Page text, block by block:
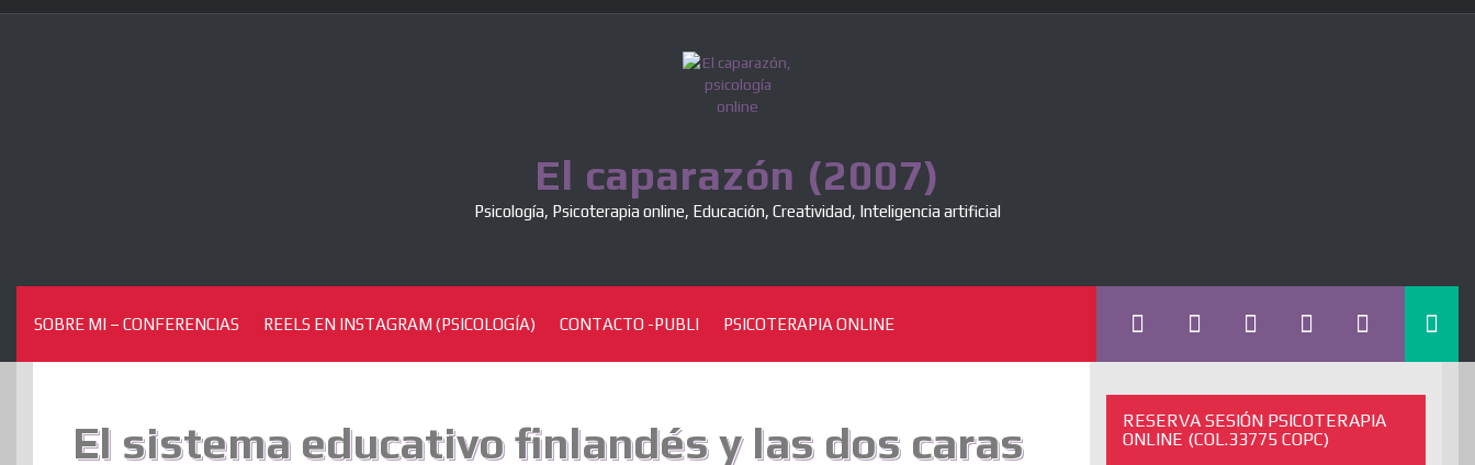
Skip
El caparazón (2007)
Psicología, Psicoterapia online, Educación, Creatividad, Inteligencia artificial
SOBRE MI – CONFERENCIAS REELS EN INSTAGRAM (PSICOLOGÍA) CONTACTO -PUBLI PSICOTERAPIA ONLINE
El sistema educativo finlandés y las dos caras
RESERVA SESIÓN PSICOTERAPIA
ONLINE (COL.33775 COPC)